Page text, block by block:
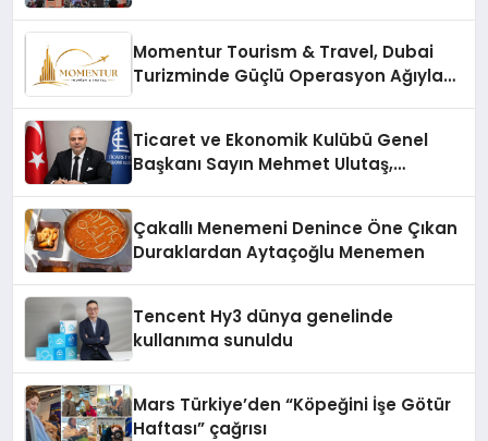
Momentur Tourism & Travel, Dubai
Turizminde Güçlü Operasyon Ağıyla
Ticaret ve Ekonomik Kulübü Genel
Başkanı Sayın Mehmet Ulutaş,
Çakallı Menemeni Denince Öne Çıkan
Duraklardan Aytaçoğlu Menemen
Tencent Hy3 dünya genelinde
kullanıma sunuldu
Mars Türkiye’den “Köpeğini İşe Götür
Haftası” çağrısı